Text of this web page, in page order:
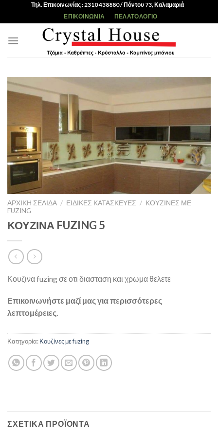
Τηλ. Επικοινωνίας : 2310 438880 / Πόντου 73, Καλαμαριά
ΕΠΙΚΟΙΝΩΝΊΑ ΠΕΛΑΤΟΛΌΓΙΟ
ΑΡΧΙΚΉ ΣΕΛΊΔΑ / ΕΙΔΙΚΈΣ ΚΑΤΑΣΚΕΥΈΣ / ΚΟΥΖΊΝΕΣ ΜΕ
FUZING
ΚΟΥΖΙΝΑ FUZING 5
Κουζινα fuzing σε οτι διασταση και χρωμα θελετε
Επικοινωνήστε μαζί μας για περισσότερες
λεπτομέρειες.
Κατηγορία:Κουζίνες με fuzing
ΣΧΕΤΙΚΆ ΠΡΟΪΌΝΤΑ